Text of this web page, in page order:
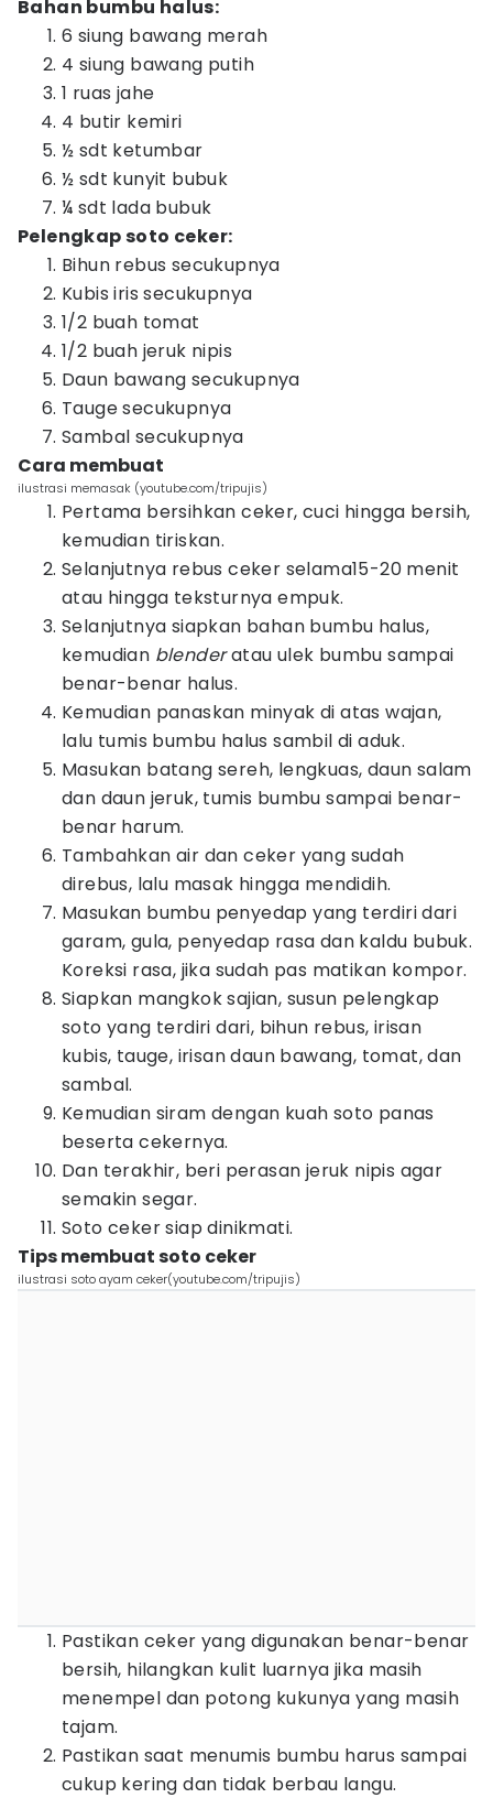
Bahan bumbu halus:
6 siung bawang merah
4 siung bawang putih
1 ruas jahe
4 butir kemiri
½ sdt ketumbar
½ sdt kunyit bubuk
¼ sdt lada bubuk
Pelengkap soto ceker:
Bihun rebus secukupnya
Kubis iris secukupnya
1/2 buah tomat
1/2 buah jeruk nipis
Daun bawang secukupnya
Tauge secukupnya
Sambal secukupnya
Cara membuat
ilustrasi memasak (youtube.com/tripujis)
Pertama bersihkan ceker, cuci hingga bersih,
kemudian tiriskan.
Selanjutnya rebus ceker selama15-20 menit
atau hingga teksturnya empuk.
Selanjutnya siapkan bahan bumbu halus,
kemudian blenderatau ulek bumbu sampai
benar-benar halus.
Kemudian panaskan minyak di atas wajan,
lalu tumis bumbu halus sambil di aduk.
Masukan batang sereh, lengkuas, daun salam
dan daun jeruk, tumis bumbu sampai benar-
benar harum.
Tambahkan air dan ceker yang sudah
direbus, lalu masak hingga mendidih.
Masukan bumbu penyedap yang terdiri dari
garam, gula, penyedap rasa dan kaldu bubuk.
Koreksi rasa, jika sudah pas matikan kompor.
Siapkan mangkok sajian, susun pelengkap
soto yang terdiri dari, bihun rebus, irisan
kubis, tauge, irisan daun bawang, tomat, dan
sambal.
Kemudian siram dengan kuah soto panas
beserta cekernya.
Dan terakhir, beri perasan jeruk nipis agar
semakin segar.
Soto ceker siap dinikmati.
Tips membuat soto ceker
ilustrasi soto ayam ceker(youtube.com/tripujis)
Pastikan ceker yang digunakan benar-benar
bersih, hilangkan kulit luarnya jika masih
menempel dan potong kukunya yang masih
tajam.
Pastikan saat menumis bumbu harus sampai
cukup kering dan tidak berbau langu.